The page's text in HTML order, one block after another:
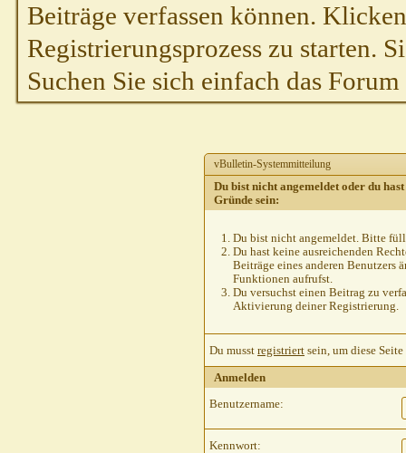
Beiträge verfassen können.
Registrierungsprozess zu starten.
Suchen Sie sich einfach das
vBulletin-Systemmitteilung
Du bist nicht angemeldet oder du
Gründe sein:
Du bist nicht angemeldet. Bitte
Du hast keine ausreichenden
Beiträge eines anderen Benutzers
Funktionen aufrufst.
Du versuchst einen Beitrag zu
Aktivierung deiner Registrierung.
Du musst registriert sein, um diese
Anmelden
Benutzername:
Kennwort: